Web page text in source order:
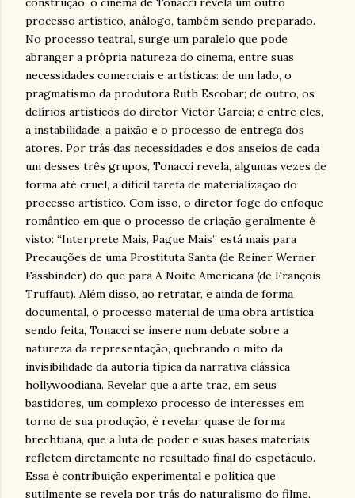
processo artístico, análogo, também sendo preparado.
No processo teatral, surge um paralelo que pode
abranger a própria natureza do cinema, entre suas
necessidades comerciais e artísticas: de um lado, o
pragmatismo da produtora Ruth Escobar; de outro, os
delírios artísticos do diretor Victor Garcia; e entre eles,
a instabilidade, a paixão e o processo de entrega dos
atores. Por trás das necessidades e dos anseios de cada
um desses três grupos, Tonacci revela, algumas vezes de
forma até cruel, a difícil tarefa de materialização do
processo artístico. Com isso, o diretor foge do enfoque
romântico em que o processo de criação geralmente é
visto: “Interprete Mais, Pague Mais” está mais para
Precauções de uma Prostituta Santa (de Reiner Werner
Fassbinder) do que para A Noite Americana (de François
Truffaut). Além disso, ao retratar, e ainda de forma
documental, o processo material de uma obra artística
sendo feita, Tonacci se insere num debate sobre a
natureza da representação, quebrando o mito da
invisibilidade da autoria típica da narrativa clássica
hollywoodiana. Revelar que a arte traz, em seus
bastidores, um complexo processo de interesses em
torno de sua produção, é revelar, quase de forma
brechtiana, que a luta de poder e suas bases materiais
refletem diretamente no resultado final do espetáculo.
Essa é contribuição experimental e política que
sutilmente se revela por trás do naturalismo do filme.